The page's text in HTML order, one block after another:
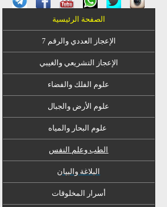
الصفحة الرئيسية
الإعجاز العددي والرقم 7
الإعجاز التشريعي والغيبي
علوم الفلك والفضاء
علوم الأرض والجبال
علوم البحار والمياه
الطب وعلم النفس
البلاغة والبيان
أسرار المخلوقات